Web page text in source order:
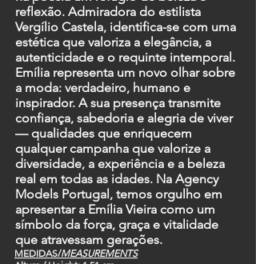
reflexão. Admiradora do estilista
Vergílio Castela, identifica-se com uma
estética que valoriza a elegância, a
autenticidade e o requinte intemporal.
Emília representa um novo olhar sobre
a moda: verdadeiro, humano e
inspirador. A sua presença transmite
confiança, sabedoria e alegria de viver
— qualidades que enriquecem
qualquer campanha que valorize a
diversidade, a experiência e a beleza
real em todas as idades. Na Agency
Models Portugal, temos orgulho em
apresentar a Emília Vieira como um
símbolo da força, graça e vitalidade
que atravessam gerações.
MEDIDAS/MEASUREMENTS